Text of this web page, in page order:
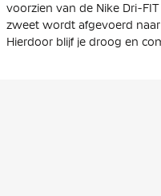
voorzien van de Nike Dri-
zweet wordt afgevoerd
Hierdoor blijf je droog en